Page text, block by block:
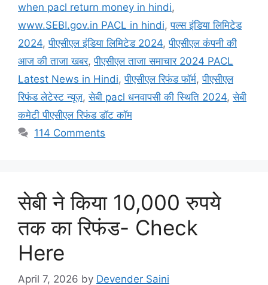
when pacl return money in hindi,
www.SEBI.gov.in PACL in hindi,पल्स इंडिया लिमिटेड
2024,पीएसीएल इंडिया लिमिटेड 2024,पीएसीएल कंपनी की
आज की ताजा खबर,पीएसीएल ताजा समाचार 2024 PACL
Latest News in Hindi,पीएसीएल रिफंड फॉर्म,पीएसीएल
रिफंड लेटेस्ट न्यूज़,सेबी pacl धनवापसी की स्थिति 2024,सेबी
कमेटी पीएसीएल रिफंड डॉट कॉम
114 Comments
सेबी ने किया 10,000 रुपये
तक का रिफंड- Check
Here
April 7, 2026 by Devender Saini